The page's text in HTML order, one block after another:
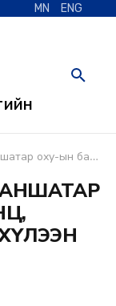
MN ENG
сайдыг хүлээн авч уулзлаа